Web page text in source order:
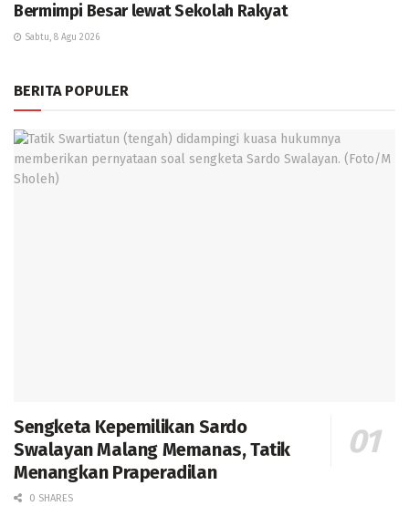
Bermimpi Besar lewat Sekolah Rakyat
Sabtu, 8 Agu 2026
BERITA POPULER
Sengketa Kepemilikan Sardo
Swalayan Malang Memanas, Tatik
Menangkan Praperadilan
0 SHARES